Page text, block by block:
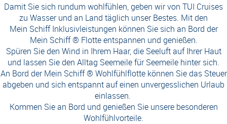
Damit Sie sich rundum wohlfühlen, geben wir von TUI Cruises
zu Wasser und an Land täglich unser Bestes. Mit den
Mein Schiff Inklusivleistungen können Sie sich an Bord der
Mein Schiff ® Flotte entspannen und genießen.
Spüren Sie den Wind in Ihrem Haar, die Seeluft auf Ihrer Haut
und lassen Sie den Alltag Seemeile für Seemeile hinter sich.
An Bord der Mein Schiff ® Wohlfühlflotte können Sie das Steuer
abgeben und sich entspannt auf einen unvergesslichen Urlaub
einlassen.
Kommen Sie an Bord und genießen Sie unsere besonderen
Wohlfühlvorteile.